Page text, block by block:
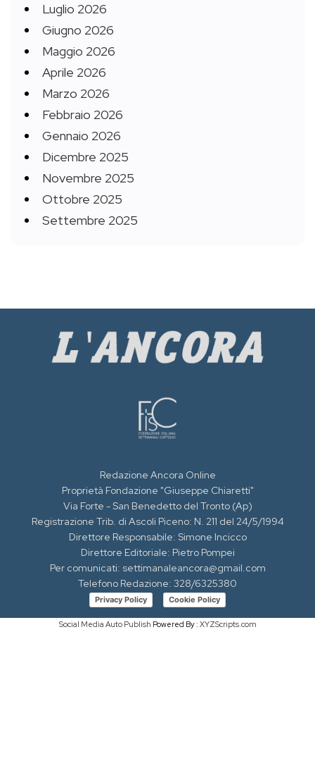
Luglio 2026
Giugno 2026
Maggio 2026
Aprile 2026
Marzo 2026
Febbraio 2026
Gennaio 2026
Dicembre 2025
Novembre 2025
Ottobre 2025
Settembre 2025
Redazione Ancora Online
Proprietà Fondazione "Giuseppe Chiaretti"
Via Forte - San Benedetto del Tronto (Ap)
Registrazione Trib. di Ascoli Piceno: N. 211 del 24/5/1994
Direttore Responsabile: Simone Incicco
Direttore Editoriale: Pietro Pompei
Per comunicati: settimanaleancora@gmail.com
Telefono Redazione: 328/6325380
Privacy Policy Cookie Policy
Social Media Auto Publish Powered By : XYZScripts.com